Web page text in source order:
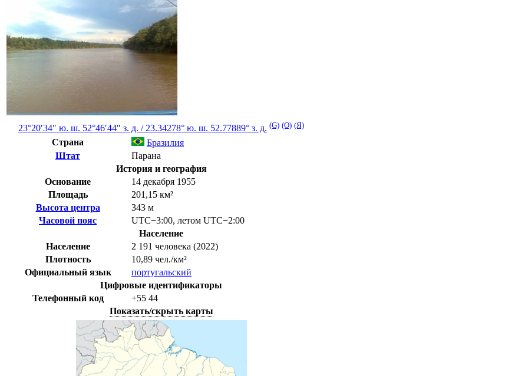
23°20′34″ ю. ш. 52°46′44″ з. д. / 23.34278° ю. ш. 52.77889° з. д. (G) (O) (Я)
Страна
Бразилия
Штат
Парана
История и география
Основание
14 декабря 1955
Площадь
201,15 км²
Высота центра
343 м
Часовой пояс
UTC−3:00, летом UTC−2:00
Население
Население
2 191 человека (2022)
Плотность
10,89 чел./км²
Официальный язык
португальский
Цифровые идентификаторы
Телефонный код
+55 44
Показать/скрыть карты